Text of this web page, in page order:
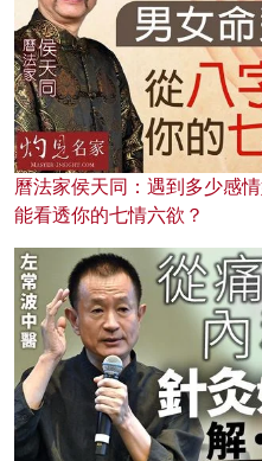
曆法家侯天同：遇到多少感
能看透你的七情六欲？